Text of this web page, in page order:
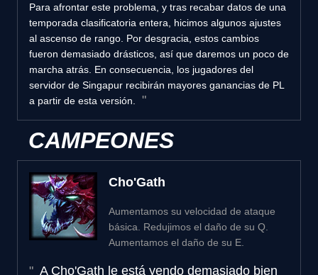
Para afrontar este problema, y tras recabar datos de una
temporada clasificatoria entera, hicimos algunos ajustes
al ascenso de rango. Por desgracia, estos cambios
fueron demasiado drásticos, así que daremos un poco de
marcha atrás. En consecuencia, los jugadores del
servidor de Singapur recibirán mayores ganancias de PL
a partir de esta versión.
CAMPEONES
Cho'Gath
Aumentamos su velocidad de ataque
básica. Redujimos el daño de su Q.
Aumentamos el daño de su E.
A Cho'Gath le está yendo demasiado bien